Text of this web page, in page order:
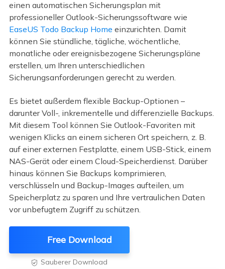
einen automatischen Sicherungsplan mit
professioneller Outlook-Sicherungssoftware wie
EaseUS Todo Backup Home einzurichten. Damit
können Sie stündliche, tägliche, wöchentliche,
monatliche oder ereignisbezogene Sicherungspläne
erstellen, um Ihren unterschiedlichen
Sicherungsanforderungen gerecht zu werden.
Es bietet außerdem flexible Backup-Optionen –
darunter Voll-, inkrementelle und differenzielle Backups.
Mit diesem Tool können Sie Outlook-Favoriten mit
wenigen Klicks an einem sicheren Ort speichern, z. B.
auf einer externen Festplatte, einem USB-Stick, einem
NAS-Gerät oder einem Cloud-Speicherdienst. Darüber
hinaus können Sie Backups komprimieren,
verschlüsseln und Backup-Images aufteilen, um
Speicherplatz zu sparen und Ihre vertraulichen Daten
vor unbefugtem Zugriff zu schützen.
Free Download
 Sauberer Download